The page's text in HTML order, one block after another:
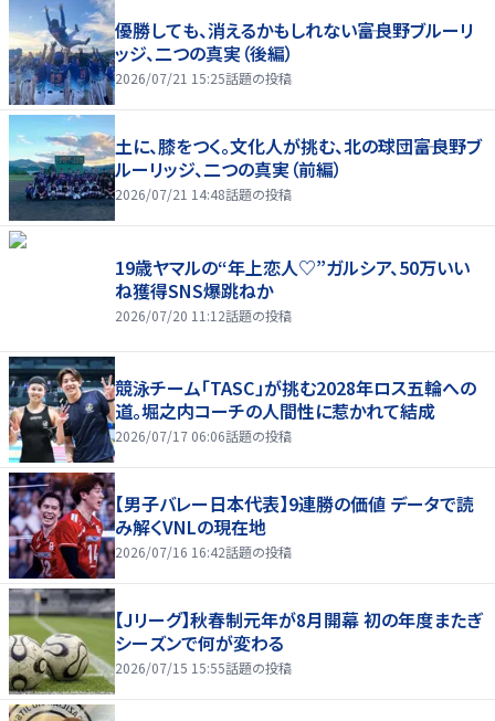
優勝しても、消えるかもしれない――富良野ブルーリ
ッジ、二つの真実（後編）
2026/07/21 15:25話題の投稿
土に、膝をつく。文化人が挑む、北の球団――富良野ブ
ルーリッジ、二つの真実（前編）
2026/07/21 14:48話題の投稿
19歳ヤマルの“年上恋人♡”ガルシア、50万いい
ね獲得SNS爆跳ねか
2026/07/20 11:12話題の投稿
競泳チーム「TASC」が挑む2028年ロス五輪への
道。堀之内コーチの人間性に惹かれて結成
2026/07/17 06:06話題の投稿
【男子バレー日本代表】9連勝の価値 データで読
み解くVNLの現在地
2026/07/16 16:42話題の投稿
【Jリーグ】秋春制元年が8月開幕 初の年度またぎ
シーズンで何が変わる
2026/07/15 15:55話題の投稿